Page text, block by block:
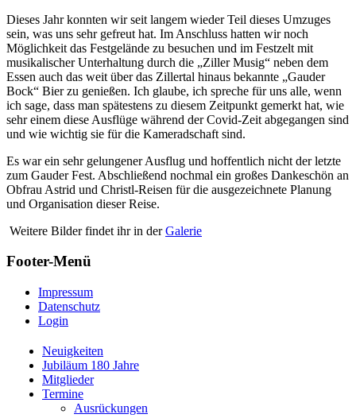
Dieses Jahr konnten wir seit langem wieder Teil dieses Umzuges
sein, was uns sehr gefreut hat. Im Anschluss hatten wir noch
Möglichkeit das Festgelände zu besuchen und im Festzelt mit
musikalischer Unterhaltung durch die „Ziller Musig“ neben dem
Essen auch das weit über das Zillertal hinaus bekannte „Gauder
Bock“ Bier zu genießen. Ich glaube, ich spreche für uns alle, wenn
ich sage, dass man spätestens zu diesem Zeitpunkt gemerkt hat, wie
sehr einem diese Ausflüge während der Covid-Zeit abgegangen sind
und wie wichtig sie für die Kameradschaft sind.
Es war ein sehr gelungener Ausflug und hoffentlich nicht der letzte
zum Gauder Fest. Abschließend nochmal ein großes Dankeschön an
Obfrau Astrid und Christl-Reisen für die ausgezeichnete Planung
und Organisation dieser Reise.
Weitere Bilder findet ihr in derGalerie
Footer-Menü
Impressum
Datenschutz
Login
Neuigkeiten
Jubiläum 180 Jahre
Mitglieder
Termine
Ausrückungen